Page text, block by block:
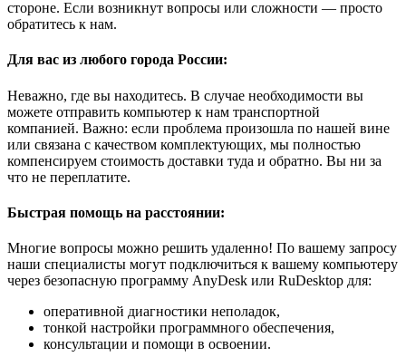
стороне. Если возникнут вопросы или сложности — просто
обратитесь к нам.
Для вас из любого города России:
Неважно, где вы находитесь. В случае необходимости вы
можете отправить компьютер к нам транспортной
компанией. Важно: если проблема произошла по нашей вине
или связана с качеством комплектующих, мы полностью
компенсируем стоимость доставки туда и обратно. Вы ни за
что не переплатите.
Быстрая помощь на расстоянии:
Многие вопросы можно решить удаленно! По вашему запросу
наши специалисты могут подключиться к вашему компьютеру
через безопасную программу AnyDesk или RuDesktop для:
оперативной диагностики неполадок,
тонкой настройки программного обеспечения,
консультации и помощи в освоении.